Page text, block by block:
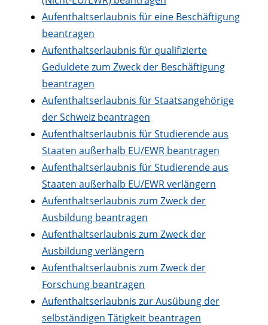
Aufenthaltserlaubnis für eine Beschäftigung
beantragen
Aufenthaltserlaubnis für qualifizierte
Geduldete zum Zweck der Beschäftigung
beantragen
Aufenthaltserlaubnis für Staatsangehörige
der Schweiz beantragen
Aufenthaltserlaubnis für Studierende aus
Staaten außerhalb EU/EWR beantragen
Aufenthaltserlaubnis für Studierende aus
Staaten außerhalb EU/EWR verlängern
Aufenthaltserlaubnis zum Zweck der
Ausbildung beantragen
Aufenthaltserlaubnis zum Zweck der
Ausbildung verlängern
Aufenthaltserlaubnis zum Zweck der
Forschung beantragen
Aufenthaltserlaubnis zur Ausübung der
selbständigen Tätigkeit beantragen